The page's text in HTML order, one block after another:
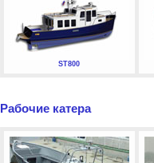
ST800
Рабочие катера